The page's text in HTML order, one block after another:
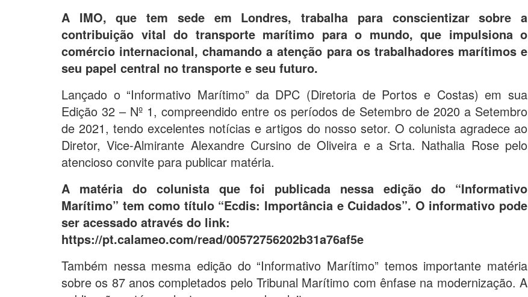
A IMO, que tem sede em Londres, trabalha para conscientizar sobre a
contribuição vital do transporte marítimo para o mundo, que impulsiona o
comércio internacional, chamando a atenção para os trabalhadores marítimos e
seu papel central no transporte e seu futuro.
Lançado o “Informativo Marítimo” da DPC (Diretoria de Portos e Costas) em sua
Edição 32 – Nº 1, compreendido entre os períodos de Setembro de 2020 a Setembro
de 2021, tendo excelentes notícias e artigos do nosso setor. O colunista agradece ao
Diretor, Vice-Almirante Alexandre Cursino de Oliveira e a Srta. Nathalia Rose pelo
atencioso convite para publicar matéria.
A matéria do colunista que foi publicada nessa edição do “Informativo
Marítimo” tem como título “Ecdis: Importância e Cuidados”. O informativo pode
ser acessado através do link:
https://pt.calameo.com/read/00572756202b31a76af5e
Também nessa mesma edição do “Informativo Marítimo” temos importante matéria
sobre os 87 anos completados pelo Tribunal Marítimo com ênfase na modernização. A